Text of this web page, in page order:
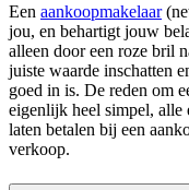
Een aankoopmakelaar
jou, en behartigt jouw
alleen door een roze bril
juiste waarde inschatten
goed in is. De reden om
eigenlijk heel simpel, alle
laten betalen bij een
verkoop.